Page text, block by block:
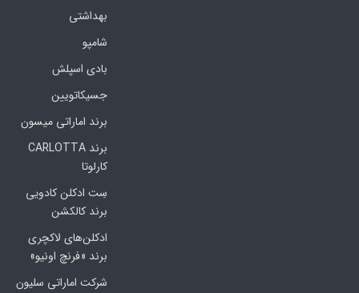
بهداشتی
شامپو
بادی اسپلش
جسیکاتویین
برند اماراتی میسون
برند CARLOTTA
کارلوتا
سِت ادکلن کادویی
برند کالکشن
ادکلن‌های لاکچری
برند «فرنچ اونیو»
شرکت اماراتی سلیون